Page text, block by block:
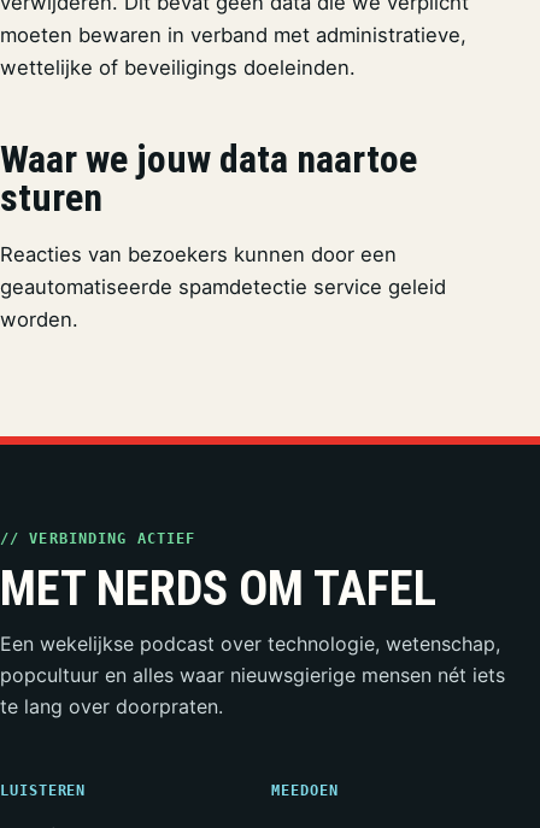
moeten bewaren in verband met administratieve,
wettelijke of beveiligings doeleinden.
Waar we jouw data naartoe
sturen
Reacties van bezoekers kunnen door een
geautomatiseerde spamdetectie service geleid
worden.
// VERBINDING ACTIEF
MET NERDS OM TAFEL
Een wekelijkse podcast over technologie, wetenschap,
popcultuur en alles waar nieuwsgierige mensen nét iets
te lang over doorpraten.
LUISTEREN MEEDOEN